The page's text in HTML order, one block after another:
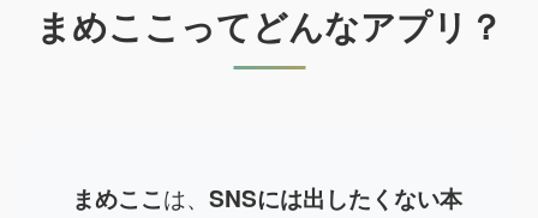
まめここってどんなアプリ？
まめここは、 SNSには出したくない本